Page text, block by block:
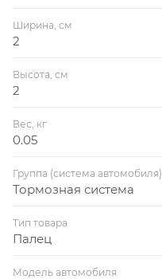
Ширина, см
2
Высота, см
2
Вес, кг
0.05
Группа (система автомобиля)
Тормозная система
Тип товара
Палец
Модель автомобиля